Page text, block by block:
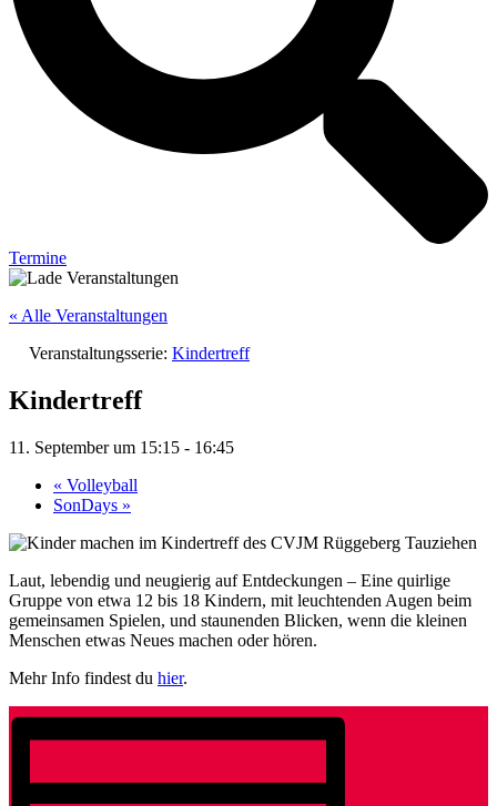
Termine
« Alle Veranstaltungen
Veranstaltungsserie: Kindertreff
Kindertreff
11. September um 15:15 - 16:45
« Volleyball
SonDays »
Laut, lebendig und neugierig auf Entdeckungen – Eine quirlige
Gruppe von etwa 12 bis 18 Kindern, mit leuchtenden Augen beim
gemeinsamen Spielen, und staunenden Blicken, wenn die kleinen
Menschen etwas Neues machen oder hören.
Mehr Info findest du hier.